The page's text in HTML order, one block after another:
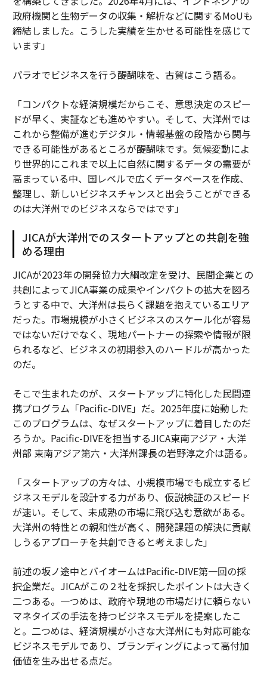
政府機関と生物データの収集・解析などに関するMoUも
締結しました。こうした実績を生かせる可能性を感じて
います」
パラオでビジネスを行う醍醐味を、古賀はこう語る。
「コンパクトな経済規模だからこそ、意思決定のスピー
ドが早く、実証なども進めやすい。そして、大洋州では
これから整備が進むデジタル・情報基盤の段階から関与
できる可能性があるところが醍醐味です。気候変動によ
り世界的にこれまで以上に自然に関するデータの需要が
高まっている中、国レベルで広くデータベースを作成、
整理し、新しいビジネスチャンスと出会うことができる
のは大洋州でのビジネスならではです」
JICAが大洋州でのスタートアップとの共創を強
める理由
JICAが2023年の開発協力大綱改定を受け、民間企業との
共創によってJICA事業の成果やインパクトの拡大を図ろ
うとする中で、大洋州は長らく課題を抱えているエリア
だった。市場規模が小さくビジネスのスケール化が容易
ではないだけでなく、現地パートナーの探索や情報が限
られるなど、ビジネスの初期参入のハードルが高かった
のだ。
そこで生まれたのが、スタートアップに特化した民間連
携プログラム「Pacific-DIVE」だ。2025年度に始動した
このプログラムは、なぜスタートアップに着目したのだ
ろうか。Pacific-DIVEを担当するJICA東南アジア・大洋
州部 東南アジア第六・大洋州課長の岩野淳之介は語る。
「スタートアップの方々は、小規模市場でも成立するビ
ジネスモデルを設計する力があり、仮説検証のスピード
が速い。そして、未成熟の市場に飛び込む意欲がある。
大洋州の特性との親和性が高く、開発課題の解決に貢献
しうるアプローチを共創できると考えました」
前述の坂ノ途中とバイオームはPacific-DIVE第一回の採
択企業だ。JICAがこの２社を採択したポイントは大きく
二つある。一つめは、政府や現地の市場だけに頼らない
マネタイズの手法を持つビジネスモデルを提案したこ
と。二つめは、経済規模が小さな大洋州にも対応可能な
ビジネスモデルであり、ブランディングによって高付加
価値を生み出せる点だ。